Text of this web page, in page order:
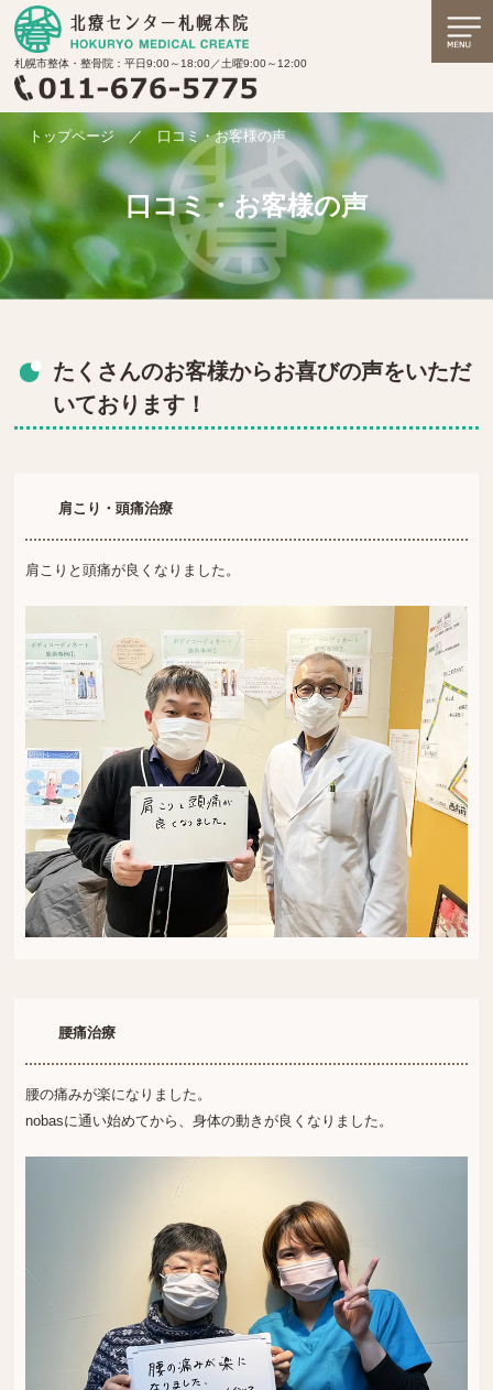
札幌市整体・整骨院：平日9:00～18:00／土曜9:00～12:00
トップページ ／ 口コミ・お客様の声
口コミ・お客様の声
たくさんのお客様からお喜びの声をいただ
いております！
肩こり・頭痛治療
肩こりと頭痛が良くなりました。
腰痛治療
腰の痛みが楽になりました。
nobasに通い始めてから、身体の動きが良くなりました。